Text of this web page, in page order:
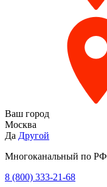
Ваш город
Москва
Да Другой
Многоканальный по РФ
8 (800) 333‑21-68